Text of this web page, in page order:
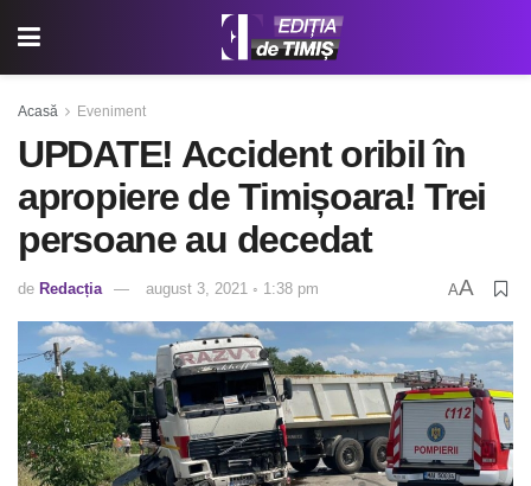
Acasă Eveniment
UPDATE! Accident oribil în
apropiere de Timișoara! Trei
persoane au decedat
de Redacția august 3, 2021 ◦ 1:38 pm AA